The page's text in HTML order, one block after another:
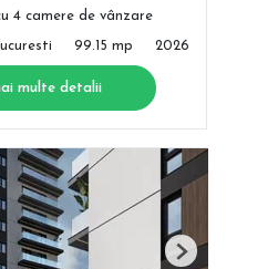
4 camere de vânzare
99.15 mp 2026
multe detalii
Next